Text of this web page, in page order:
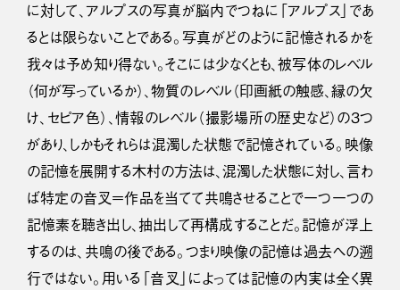
に対して、アルプスの写真が脳内でつねに「アルプス」であ
るとは限らないことである。写真がどのように記憶されるかを
我々は予め知り得ない。そこには少なくとも、被写体のレベル
（何が写っているか）、物質のレベル（印画紙の触感、縁の欠
け、セピア色）、情報のレベル（撮影場所の歴史など）の３つ
があり、しかもそれらは混濁した状態で記憶されている。映像
の記憶を展開する木村の方法は、混濁した状態に対し、言わ
ば特定の音叉＝作品を当てて共鳴させることで一つ一つの
記憶素を聴き出し、抽出して再構成することだ。記憶が浮上
するのは、共鳴の後である。つまり映像の記憶は過去への遡
行ではない。用いる「音叉」によっては記憶の内実は全く異